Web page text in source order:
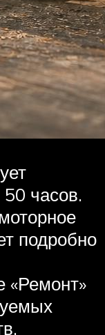
часов.
подробно
«Ремонт»